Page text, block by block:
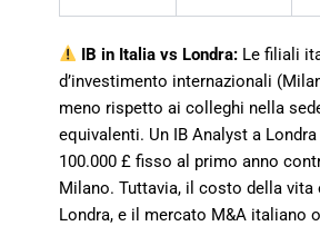
IB in Italia vs Londra: Le filiali
d’investimento internazionali
meno rispetto ai colleghi nella
equivalenti. Un IB Analyst a
100.000 £ fisso al primo anno
Milano. Tuttavia, il costo della vita
Londra, e il mercato M&A italiano